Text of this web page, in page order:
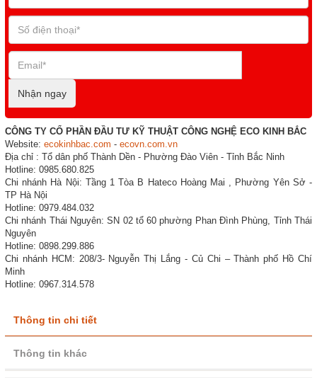
Nhận ngay
CÔNG TY CỔ PHẦN ĐẦU TƯ KỸ THUẬT CÔNG NGHỆ ECO KINH BẮC
Website: ecokinhbac.com - ecovn.com.vn
Địa chỉ : Tổ dân phố Thành Dền - Phường Đào Viên - Tỉnh Bắc Ninh
Hotline: 0985.680.825
Chi nhánh Hà Nội: Tầng 1 Tòa B Hateco Hoàng Mai , Phường Yên Sở -
TP Hà Nội
Hotline: 0979.484.032
Chi nhánh Thái Nguyên: SN 02 tổ 60 phường Phan Đình Phùng, Tỉnh Thái
Nguyên
Hotline: 0898.299.886
Chi nhánh HCM: 208/3- Nguyễn Thị Lắng - Củ Chi – Thành phố Hồ Chí
Minh
Hotline: 0967.314.578
Thông tin chi tiết
Thông tin khác